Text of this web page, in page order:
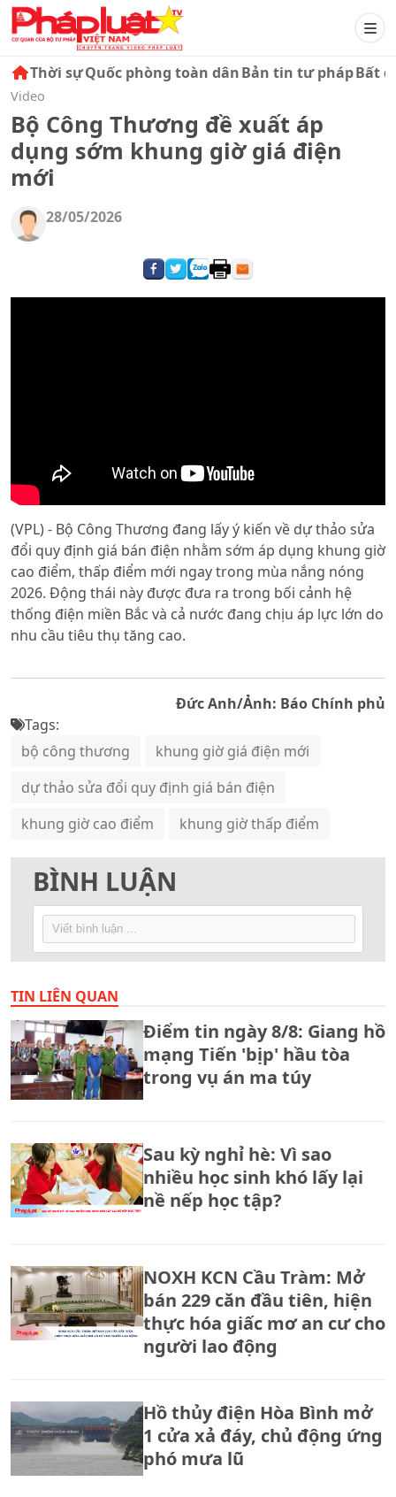
Thời sựQuốc phòng toàn dânBản tin tư phápBất
Video
Bộ Công Thương đề xuất áp
dụng sớm khung giờ giá điện
mới
28/05/2026
(VPL) - Bộ Công Thương đang lấy ý kiến về dự thảo sửa
đổi quy định giá bán điện nhằm sớm áp dụng khung giờ
cao điểm, thấp điểm mới ngay trong mùa nắng nóng
2026. Động thái này được đưa ra trong bối cảnh hệ
thống điện miền Bắc và cả nước đang chịu áp lực lớn do
nhu cầu tiêu thụ tăng cao.
Đức Anh/Ảnh: Báo Chính phủ
Tags:
bộ công thương
khung giờ giá điện mới
dự thảo sửa đổi quy định giá bán điện
khung giờ cao điểm
khung giờ thấp điểm
BÌNH LUẬN
TIN LIÊN QUAN
Điểm tin ngày 8/8: Giang hồ
mạng Tiến 'bịp' hầu tòa
trong vụ án ma túy
Sau kỳ nghỉ hè: Vì sao
nhiều học sinh khó lấy lại
nề nếp học tập?
NOXH KCN Cầu Tràm: Mở
bán 229 căn đầu tiên, hiện
thực hóa giấc mơ an cư cho
người lao động
Hồ thủy điện Hòa Bình mở
1 cửa xả đáy, chủ động ứng
phó mưa lũ